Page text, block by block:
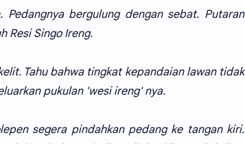
bergulung dengan sebat. Putaran
Resi Singo Ireng.
Tahu bahwa tingkat kepandaian lawan tidak
pukulan 'wesi ireng' nya.
segera pindahkan pedang ke tangan kiri.